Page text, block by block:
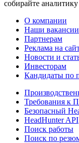
собирайте
О компании
Наши вакансии
Партнерам
Реклама на
Новости и
Инвесторам
Кандидаты по
Требования к
Безопасный
HeadHunter API
Поиск работы
Поиск по